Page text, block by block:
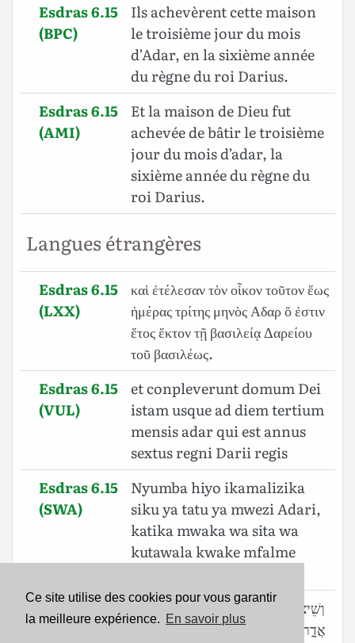
Ce site utilise des cookies pour vous garantir
la meilleure expérience. En savoir plus
Esdras 6.15
(BPC)
Ils achevèrent cette maison
le troisième jour du mois
d’Adar, en la sixième année
du règne du roi Darius.
Esdras 6.15
(AMI)
Et la maison de Dieu fut
achevée de bâtir le troisième
jour du mois d’adar, la
sixième année du règne du
roi Darius.
Langues étrangères
Esdras 6.15
(LXX)
καὶ ἐτέλεσαν τὸν οἶκον τοῦτον ἕως
ἡμέρας τρίτης μηνὸς Αδαρ ὅ ἐστιν
ἔτος ἕκτον τῇ βασιλείᾳ Δαρείου
τοῦ βασιλέως.
Esdras 6.15
(VUL)
et conpleverunt domum Dei
istam usque ad diem tertium
mensis adar qui est annus
sextus regni Darii regis
Esdras 6.15
(SWA)
Nyumba hiyo ikamalizika
siku ya tatu ya mwezi Adari,
katika mwaka wa sita wa
kutawala kwake mfalme
Esdras 6.15
(BHS)
וְשֵׁיצִיא֙ בַּיְתָ֣ה דְנָ֔ה עַ֛ד יֹ֥ום תְּלָתָ֖ה לִירַ֣ח
אֲדָ֑ר דִּי־הִ֣יא שְׁנַת־שֵׁ֔ת לְמַלְכ֖וּת דָּרְיָ֥וֶשׁ